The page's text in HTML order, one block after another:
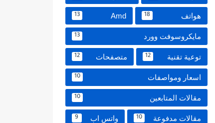
هواتف 18
Amd
13
مايكروسوفت وورد 13
توعية تقنية 12 متصفحات 12
اسعار ومواصفات 10
مقالات المتابعين 10
مقالات مدفوعة 10 واتس اب 9